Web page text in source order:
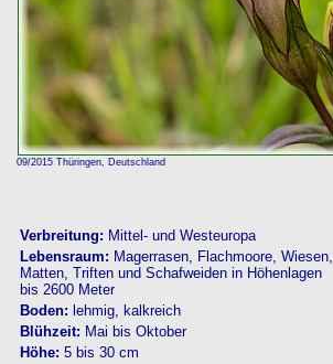
09/2015 Thüringen, Deutschland
Verbreitung: Mittel- und Westeuropa
Lebensraum: Magerrasen, Flachmoore, Wiesen,
Matten, Triften und Schafweiden in Höhenlagen
bis 2600 Meter
Boden: lehmig, kalkreich
Blühzeit: Mai bis Oktober
Höhe: 5 bis 30 cm